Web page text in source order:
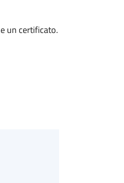
un certificato.